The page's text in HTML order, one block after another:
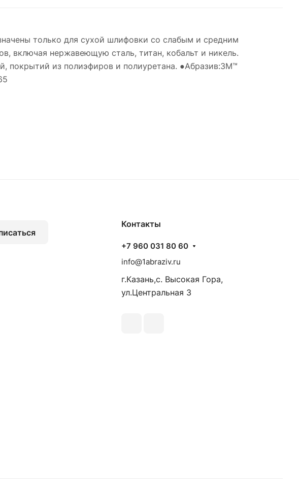
только для сухой шлифовки со слабым и средним
включая нержавеющую сталь, титан, кобальт и никель.
покрытий из полиэфиров и полиуретана. ●Абразив:3M™
Контакты
+7 960 031 80 60
info@1abraziv.ru
г.Казань,с. Высокая Гора,
ул.Центральная 3